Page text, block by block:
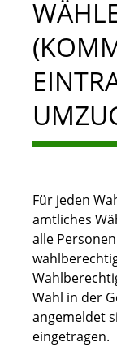
Für jeden
amtliches
alle
Wahl in der
angemeldet
eingetragen.